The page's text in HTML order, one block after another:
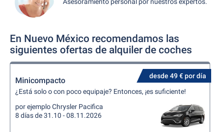
En Nuevo México recomendamos las
siguientes ofertas de alquiler de coches
desde 49 € por día
Minicompacto
¿Está solo o con poco equipaje? Entonces, ¡es suficiente!
por ejemplo Chrysler Pacifica
8 días de 31.10 - 08.11.2026